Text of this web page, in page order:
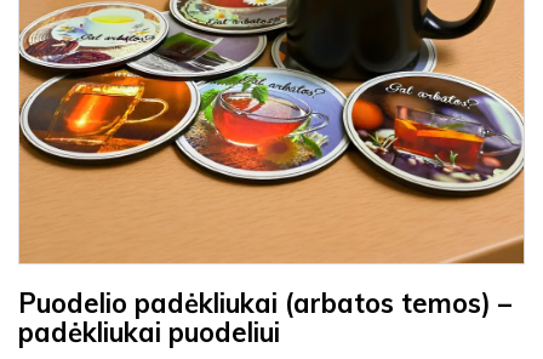
Puodelio padėkliukai (arbatos temos) –
padėkliukai puodeliui